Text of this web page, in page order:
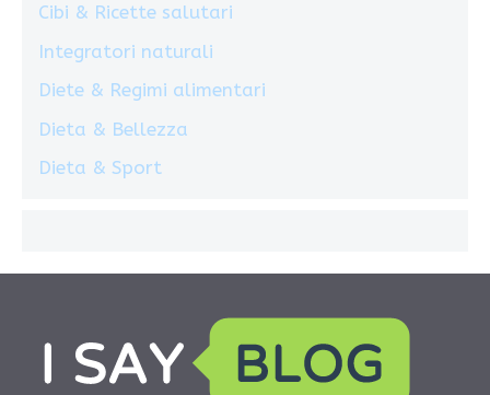
Cibi & Ricette salutari
Integratori naturali
Diete & Regimi alimentari
Dieta & Bellezza
Dieta & Sport